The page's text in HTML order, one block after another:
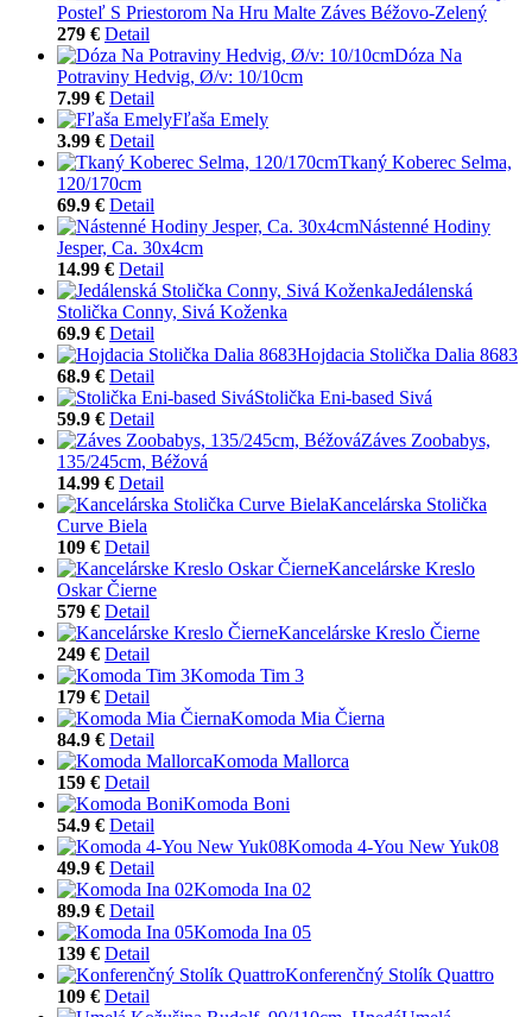
Posteľ S Priestorom Na Hru Malte Záves Béžovo-Zelený
279 € Detail
Dóza Na
Potraviny Hedvig, Ø/v: 10/10cm
7.99 € Detail
Fľaša Emely
3.99 € Detail
Tkaný Koberec Selma,
120/170cm
69.9 € Detail
Nástenné Hodiny
Jesper, Ca. 30x4cm
14.99 € Detail
Jedálenská
Stolička Conny, Sivá Koženka
69.9 € Detail
Hojdacia Stolička Dalia 8683
68.9 € Detail
Stolička Eni-based Sivá
59.9 € Detail
Záves Zoobabys,
135/245cm, Béžová
14.99 € Detail
Kancelárska Stolička
Curve Biela
109 € Detail
Kancelárske Kreslo
Oskar Čierne
579 € Detail
Kancelárske Kreslo Čierne
249 € Detail
Komoda Tim 3
179 € Detail
Komoda Mia Čierna
84.9 € Detail
Komoda Mallorca
159 € Detail
Komoda Boni
54.9 € Detail
Komoda 4-You New Yuk08
49.9 € Detail
Komoda Ina 02
89.9 € Detail
Komoda Ina 05
139 € Detail
Konferenčný Stolík Quattro
109 € Detail